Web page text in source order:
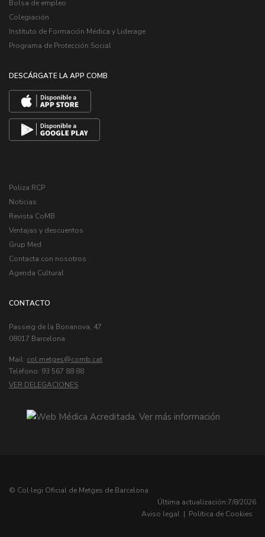
Bolsa de empleo
Colegiación
Instituto de Formación Médica y Liderage
Programa de Protección Social
DESCÁRGATE LA APP COMB
Poliza RCP
Noticias
Revista CoMB
Ventajas y descuentos
Grup Med
Contacta con nosotros
Agenda Cultural
CONTACTO
Passeig de la Bonanova, 47
08017 Barcelona
Mail: col.metges
Telèfono: 93 567 88 88
VER DELEGACIONES
© Col·legi Oficial de Metges de Barcelona
Última actualización:7/8/2026
Aviso legal | Política de Cookies